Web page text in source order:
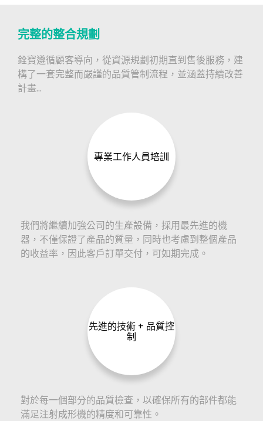
完整的整合規劃
銓寶遵循顧客導向，從資源規劃初期直到售後服務，建
構了一套完整而嚴謹的品質管制流程，並涵蓋持續改善
計畫...
專業工作人員培訓
我們將繼續加強公司的生產設備，採用最先進的機
器，不僅保證了產品的質量，同時也考慮到整個產品
的收益率，因此客戶訂單交付，可如期完成。
先進的技術 + 品質控
制
對於每一個部分的品質檢查，以確保所有的部件都能
滿足注射成形機的精度和可靠性。